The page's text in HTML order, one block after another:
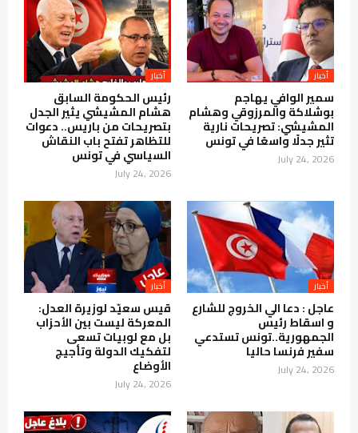
أخبار
سمير الوافي يهاجم
بوشلاكة والمرزوقي وهشام
المشيشي: تصريحات نارية
تثير جدلًا واسعًا في تونس
July 24, 2026
أخبار
رئيس الحكومة السابق
هشام المشيشي يثير الجدل
بتصريحات من باريس.. دعوات
للتظاهر تفتح باب النقاش
السياسي في تونس
July 24, 2026
أخبار
عاجل : دعا الي الخروج للشارع
و اسقاط رئيس
الجمهورية..تونس تستدعي
سفير فرنسا حاليا
July 24, 2026
أخبار
قيس سعيّد لوزيرة العدل:
المعركة ليست بين الأحزاب
بل مع لوبيات تسعى
لتفكيك الدولة وتأجيج
الأوضاع
July 24, 2026